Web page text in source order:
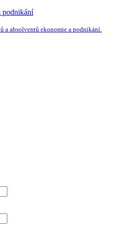
podnikání
a absolventů ekonomie a podnikání.